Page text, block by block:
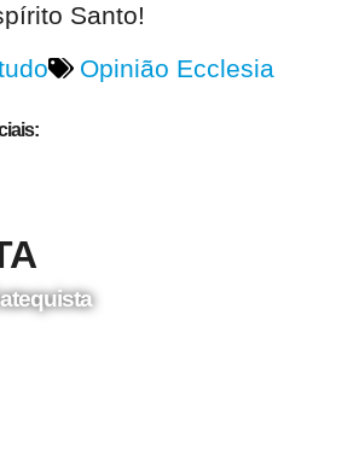
Santo!
Opinião Ecclesia